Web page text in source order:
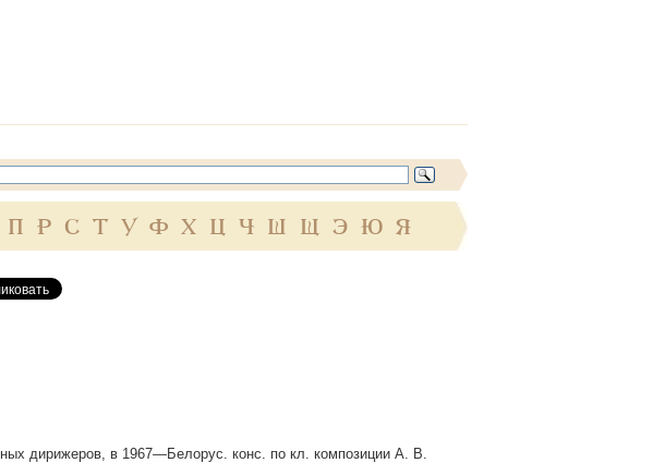
П Р С Т У Ф Х Ц Ч Ш Щ Э Ю Я
дирижеров, в 1967—Белорус. конс. по кл. композиции А. В.